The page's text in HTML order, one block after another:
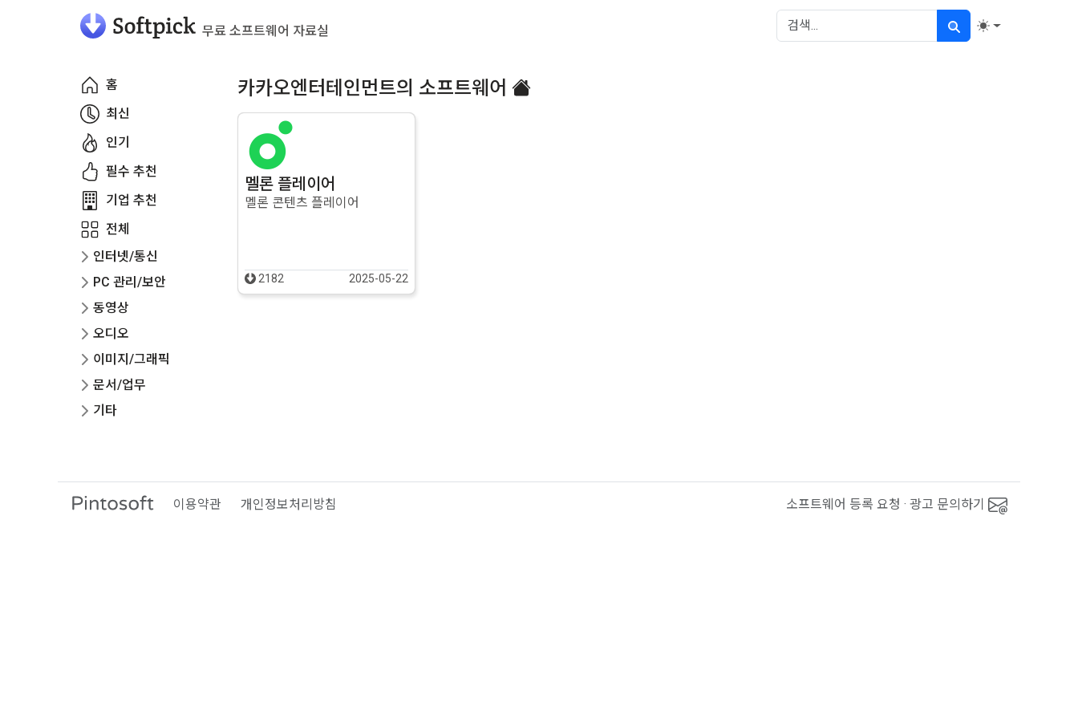
무료 소프트웨어 자료실
홈
최신
인기
필수 추천
기업 추천
전체
인터넷/통신
PC 관리/보안
동영상
오디오
이미지/그래픽
문서/업무
기타
카카오엔터테인먼트의 소프트웨어
멜론 플레이어
멜론 콘텐츠 플레이어
2182 2025-05-22
이용약관 개인정보처리방침 소프트웨어 등록 요청 · 광고 문의하기